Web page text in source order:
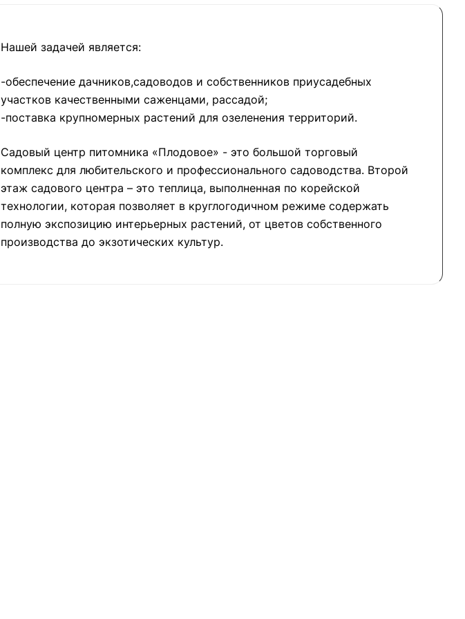
Нашей задачей является:
-обеспечение дачников,садоводов и собственников приусадебных
участков качественными саженцами, рассадой;
-поставка крупномерных растений для озеленения территорий.
Садовый центр питомника «Плодовое» - это большой торговый
комплекс для любительского и профессионального садоводства. Второй
этаж садового центра – это теплица, выполненная по корейской
технологии, которая позволяет в круглогодичном режиме содержать
полную экспозицию интерьерных растений, от цветов собственного
производства до экзотических культур.